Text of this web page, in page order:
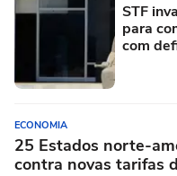
STF
para
com
ECONOMIA
25 Estados norte-
contra novas tarifas